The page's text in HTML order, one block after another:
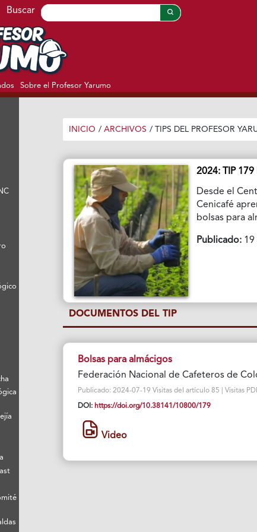
Buscar
Sobre el Profesor Yarumo
INICIO / ARCHIVOS / TIPS DEL PROFESOR
2024: TIP
Desde el
Cenicafé
bolsas para
Publicado: 19
DOCUMENTOS DEL TIP
Bolsas para almácigos
Federación Nacional de Cafeteros de
Publicado: 2024-07-19 Visitas del artículo 85 | Visitas
DOI: https://doi.org/10.38141/10800/179
Video